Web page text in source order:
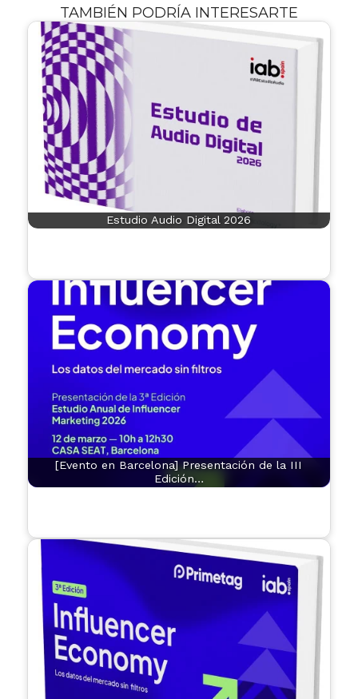
TAMBIÉN PODRÍA INTERESARTE
Estudio Audio Digital 2026
[Evento en Barcelona] Presentación de la III
Edición…